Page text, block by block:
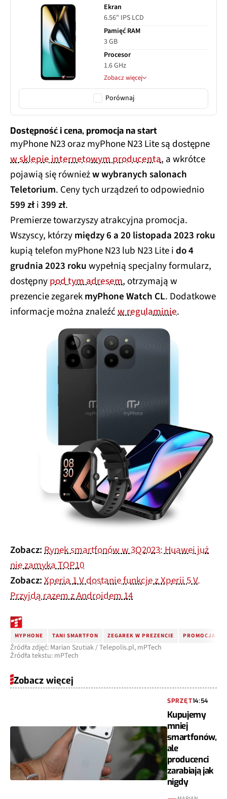
Ekran
6.56" IPS LCD
Pamięć RAM
3 GB
Procesor
1.6 GHz
Zobacz więcej
Porównaj
Dostępność i cena, promocja na start
myPhone N23 oraz myPhone N23 Lite są dostępne
w sklepie internetowym producenta, a wkrótce
pojawią się równieżw wybranych salonach
Teletorium. Ceny tych urządzeń to odpowiednio
599 złi399 zł.
Premierze towarzyszy atrakcyjna promocja.
Wszyscy, którzymiędzy 6 a 20 listopada 2023 roku
kupią telefon myPhone N23 lub N23 Lite ido 4
grudnia 2023 rokuwypełnią specjalny formularz,
dostępnypod tym adresem, otrzymają w
prezencie zegarekmyPhone Watch CL. Dodatkowe
informacje można znaleźćw regulaminie.
Zobacz:Rynek smartfonów w 3Q2023: Huawei już
nie zamyka TOP10
Zobacz:Xperia 1 V dostanie funkcje z Xperii 5 V.
Przyjdą razem z Androidem 14
MYPHONE TANI SMARTFON ZEGAREK W PREZENCIE PROMOCJA NA
Źródła zdjęć: Marian Szutiak / Telepolis.pl, mPTech
Źródła tekstu: mPTech
Zobacz więcej
SPRZĘT14:54
Kupujemy
mniej
smartfonów,
ale
producenci
zarabiają jak
nigdy